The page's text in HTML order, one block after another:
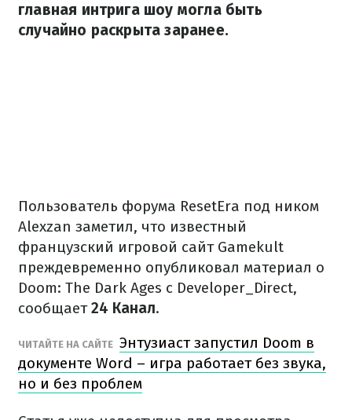
главная интрига шоу могла быть
случайно раскрыта заранее.
Пользователь форума ResetEra под ником
Alexzan заметил, что известный
французский игровой сайт Gamekult
преждевременно опубликовал материал о
Doom: The Dark Ages с Developer_Direct,
сообщает24 Канал.
ЧИТАЙТЕ НА САЙТЕ Энтузиаст запустил Doom в
документе Word – игра работает без звука,
но и без проблем